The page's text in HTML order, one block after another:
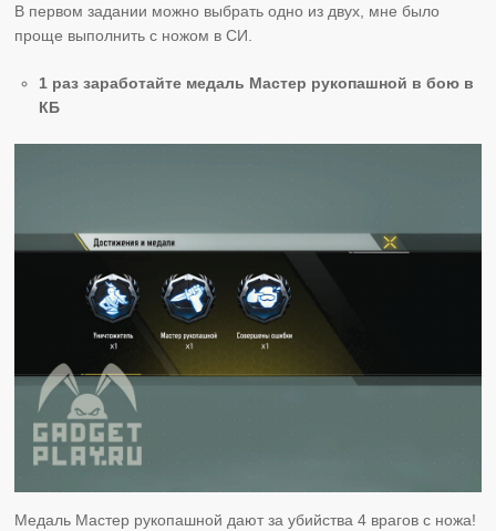
В первом задании можно выбрать одно из двух, мне было
проще выполнить с ножом в СИ.
1 раз заработайте медаль Мастер рукопашной в бою в
КБ
Медаль Мастер рукопашной дают за убийства 4 врагов с ножа!